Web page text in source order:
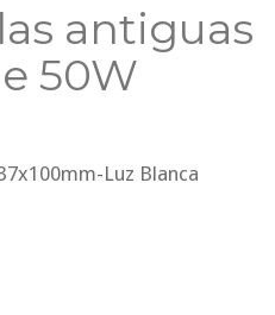
antiguas
50W
Luz Blanca